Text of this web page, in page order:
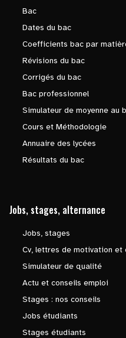
Bac
Dates du bac
Coefficients bac par
Révisions du bac
Corrigés du bac
Bac professionnel
Simulateur de moyenne au
Cours et Méthodologie
Annuaire des lycées
Résultats du bac
Jobs, stages, alternance
Jobs, stages
Cv, lettres de motivation et
Simulateur de qualité
Actu et conseils emploi
Stages : nos conseils
Jobs étudiants
Stages étudiants